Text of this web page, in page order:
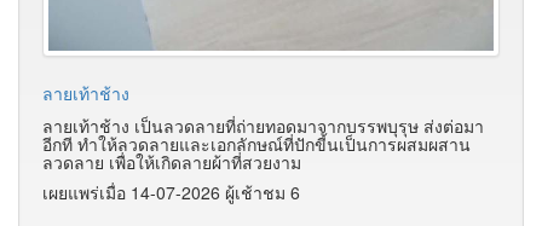
ลายเท้าช้าง
ลายเท้าช้าง เป็นลวดลายที่ถ่ายทอดมาจากบรรพบุรุษ ส่งต่อมา
อีกที ทำให้ลวดลายและเอกลักษณ์ที่ปักขี้นเป็นการผสมผสาน
ลวดลาย เพื่อให้เกิดลายผ้าที่สวยงาม
เผยแพร่เมื่อ 14-07-2026 ผู้เช้าชม 6